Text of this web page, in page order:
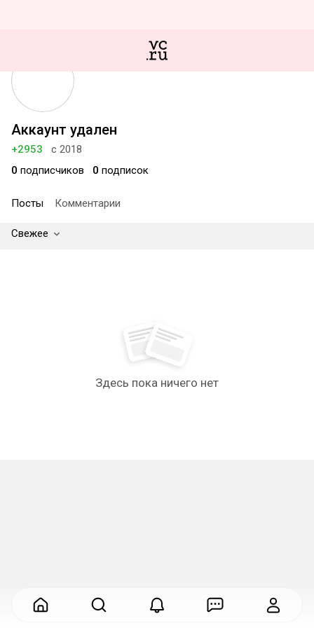
Аккаунт удален
+2953
с 2018
0 подписчиков 0 подписок
Посты Комментарии
Свежее
Здесь пока ничего нет